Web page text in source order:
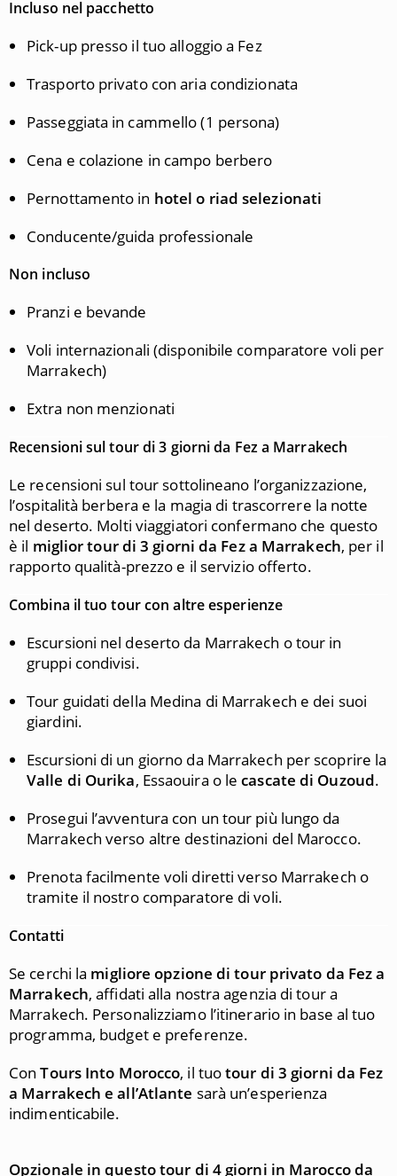
Incluso nel pacchetto
Pick-up presso il tuo alloggio a Fez
Trasporto privato con aria condizionata
Passeggiata in cammello (1 persona)
Cena e colazione in campo berbero
Pernottamento in hotel o riad selezionati
Conducente/guida professionale
Non incluso
Pranzi e bevande
Voli internazionali (disponibile comparatore voli per
Marrakech)
Extra non menzionati
Recensioni sul tour di 3 giorni da Fez a Marrakech
Le recensioni sul tour sottolineano l’organizzazione,
l’ospitalità berbera e la magia di trascorrere la notte
nel deserto. Molti viaggiatori confermano che questo
è il miglior tour di 3 giorni da Fez a Marrakech, per il
rapporto qualità-prezzo e il servizio offerto.
Combina il tuo tour con altre esperienze
Escursioni nel deserto da Marrakech o tour in
gruppi condivisi.
Tour guidati della Medina di Marrakech e dei suoi
giardini.
Escursioni di un giorno da Marrakech per scoprire la
Valle di Ourika, Essaouira o lecascate di Ouzoud.
Prosegui l’avventura con un tour più lungo da
Marrakech verso altre destinazioni del Marocco.
Prenota facilmente voli diretti verso Marrakech o
tramite il nostro comparatore di voli.
Contatti
Se cerchi la migliore opzione di tour privato da Fez a
Marrakech, affidati alla nostra agenzia di tour a
Marrakech. Personalizziamo l’itinerario in base al tuo
programma, budget e preferenze.
ConTours Into Morocco, il tuotour di 3 giorni da Fez
a Marrakech e all’Atlante sarà un’esperienza
indimenticabile.
Opzionale in questo tour di 4 giorni in Marocco da